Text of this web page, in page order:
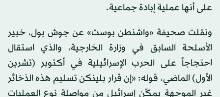
على أنها عملية إبادة جماعية.
ونقلت صحيفة «واشنطن بوست» عن جوش بول، خبير
الأسلحة السابق في وزارة الخارجية، والذي استقال
احتجاجاً على الحرب الإسرائيلية في أكتوبر (تشرين
الأول) الماضي، قوله: «إن قرار بلينكن تسليم هذه الذخائر
غير الموجهة يمكّن إسرائيل من مواصلة نوع العمليات